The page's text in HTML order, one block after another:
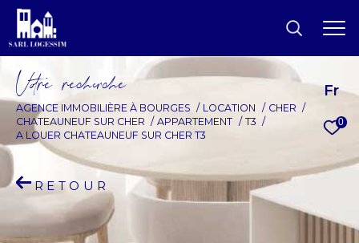
Fr
0
Vore recece
AGENCE IMMOBILIÈRE À BOURGES LOCATION
CHER
CHATEAUNEUF SUR CHER
APPARTEMENT
T3
A LOUER CHATEAUNEUF SUR CHER T3
RETOUR